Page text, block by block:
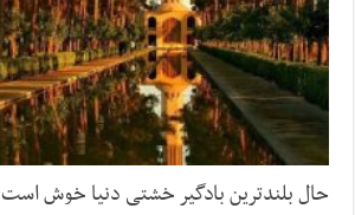
حال بلندترین بادگیر خشتی دنیا خوش است